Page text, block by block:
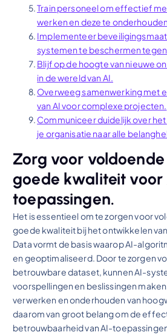
Train personeel om effectief
werken en deze te
Implementeer
systemen te beschermen tegen
Blijf op de hoogte van nieuwe
in de wereld van AI.
Overweeg samenwerking met
van AI voor complexe projecten.
Communiceer duidelijk over het
je organisatie naar alle
Zorg voor
goede kwaliteit voor
toepassingen.
Het is essentieel om te zorgen voor
goede kwaliteit bij het ontwikkelen
Data vormt de basis waarop AI-
en geoptimaliseerd. Door te zorgen
betrouwbare dataset, kunnen AI-
voorspellingen en beslissingen
verwerken en onderhouden van
daarom van groot belang om de
betrouwbaarheid van AI-